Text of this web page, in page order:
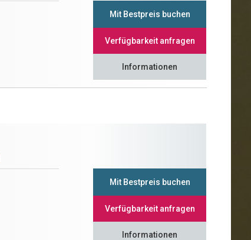
Mit Bestpreis buchen
Verfügbarkeit anfragen
Informationen
Mit Bestpreis buchen
Verfügbarkeit anfragen
Informationen